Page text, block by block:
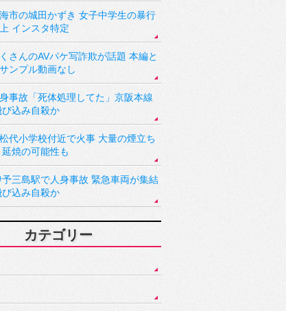
市の城田かずき 女子中学生の暴行
インスタ特定
さんのAVパケ写詐欺が話題 本編と
ンプル動画なし
事故「死体処理してた」京阪本線
込み自殺か
代小学校付近で火事 大量の煙立ち
延焼の可能性も
三島駅で人身事故 緊急車両が集結
び込み自殺か
カテゴリー